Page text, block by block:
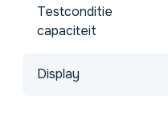
Testconditie
capaciteit
Display